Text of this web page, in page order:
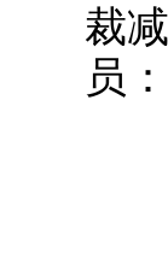
裁
员：
（
（
（